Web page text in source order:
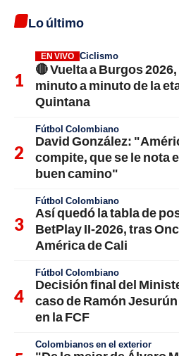
Lo último
EN VIVO Ciclismo
🔴 Vuelta a Burgos 2026,
minuto a minuto de la
Quintana
Fútbol Colombiano
David González:
compite, que se le nota
buen camino"
Fútbol Colombiano
Así quedó la tabla de
BetPlay II-2026, tras
América de Cali
Fútbol Colombiano
Decisión final del
caso de Ramón
en la FCF
Colombianos en el exterior